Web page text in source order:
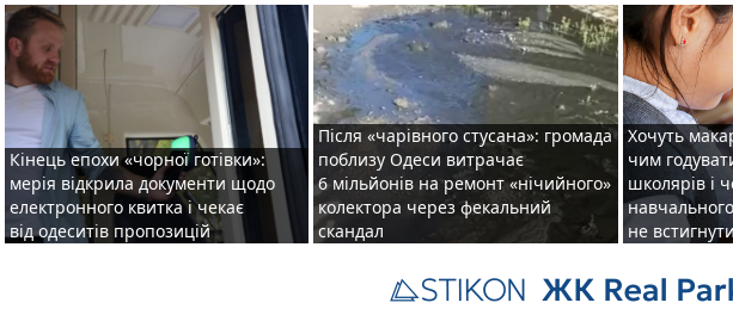
Кінець епохи «чорної готівки»:
мерія відкрила документи щодо
електронного квитка і чекає
від одеситів пропозицій
Після «чарівного стусана»: громада
поблизу Одеси витрачає
6 мільйонів на ремонт «нічийного»
колектора через фекальний
скандал
Хочуть
чим
школярів і
не